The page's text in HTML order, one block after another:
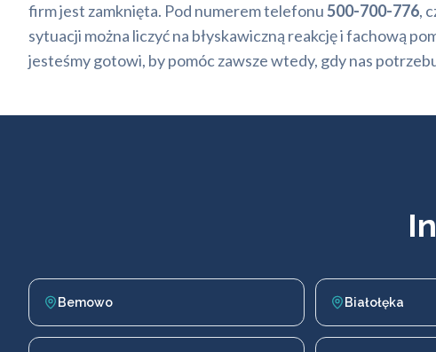
firm jest zamknięta. Pod numerem telefonu500-700-776,
sytuacji można liczyć na błyskawiczną reakcję i fachową
jesteśmy gotowi, by pomóc zawsze wtedy, gdy nas
Bemowo Białołęka